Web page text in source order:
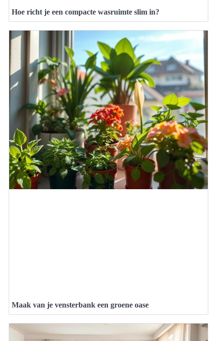
Hoe richt je een compacte wasruimte slim in?
Maak van je vensterbank een groene oase